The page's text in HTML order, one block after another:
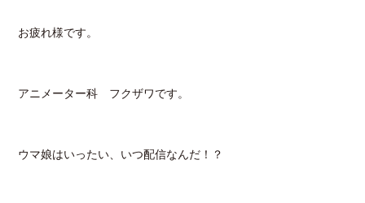
お疲れ様です。
アニメーター科 フクザワです。
ウマ娘はいったい、いつ配信なんだ！？